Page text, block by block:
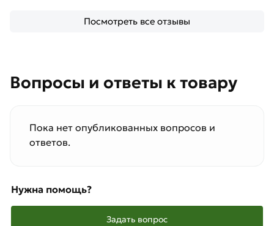
Посмотреть все отзывы
Вопросы и ответы к товару
Пока нет опубликованных вопросов и
ответов.
Нужна помощь?
Задать вопрос